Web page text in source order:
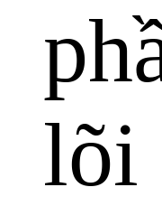
lõi